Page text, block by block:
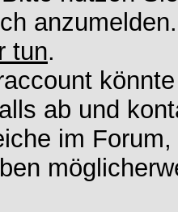
tun.
ab und
im